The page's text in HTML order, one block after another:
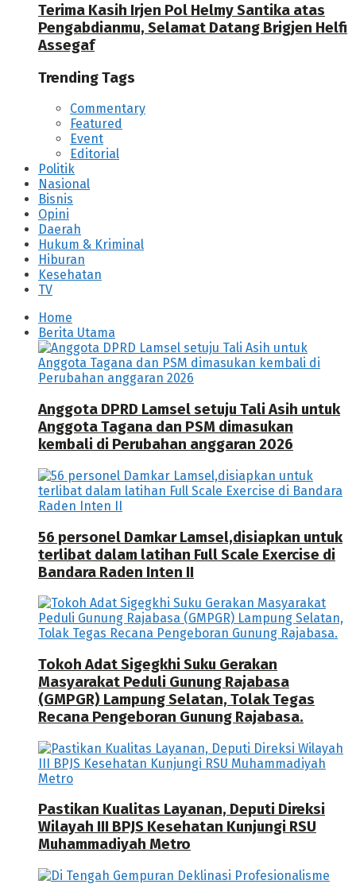
Terima Kasih Irjen Pol Helmy Santika atas
Pengabdianmu, Selamat Datang Brigjen Helfi
Assegaf
Trending Tags
Commentary
Featured
Event
Editorial
Politik
Nasional
Bisnis
Opini
Daerah
Hukum & Kriminal
Hiburan
Kesehatan
TV
Home
Berita Utama
Anggota DPRD Lamsel setuju Tali Asih untuk
Anggota Tagana dan PSM dimasukan
kembali di Perubahan anggaran 2026
56 personel Damkar Lamsel,disiapkan untuk
terlibat dalam latihan Full Scale Exercise di
Bandara Raden Inten II
Tokoh Adat Sigegkhi Suku Gerakan
Masyarakat Peduli Gunung Rajabasa
(GMPGR) Lampung Selatan, Tolak Tegas
Recana Pengeboran Gunung Rajabasa.
Pastikan Kualitas Layanan, Deputi Direksi
Wilayah III BPJS Kesehatan Kunjungi RSU
Muhammadiyah Metro